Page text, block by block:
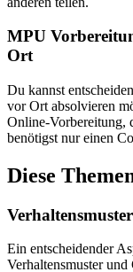
MPU
Ort
Du kannst
vor Ort absolvieren
Online-Vorbereitung,
benötigst nur einen
Diese
Ein entscheidender
Verhaltensmuster